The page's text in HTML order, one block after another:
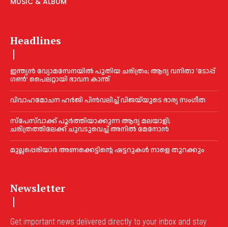
Headlines
ഇന്ത്യൻ വ്യോമസേനയില്‍ പുതിയ ചരിത്രം; ആദ്യ വനിതാ ‘ടോപ്പ്
ഗണ്‍’ പൈലറ്റായി ഭാവന കാന്ത്
വിവാഹമോചന ഹര്‍ജി പിൻവലിച്ച്‌ വിജയ്‌യുടെ ഭാര്യ സംഗീത
സ്‌പേസ്‌വാക്ക് പൂര്‍ത്തിയാക്കുന്ന ആദ്യ മലയാളി;
ചരിത്രത്തിലേക്ക് ചുവടുവെച്ച്‌ അനില്‍ മേനോൻ
മുല്ലപ്പെരിയാര്‍ അണക്കെട്ടിന്റെ ഷട്ടറുകള്‍ നാളെ തുറക്കും
Newsletter
Get important news delivered directly to your inbox and stay